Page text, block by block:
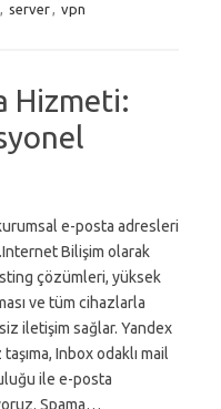
, server, vpn
Hizmeti:
e-posta adresleri
Bilişim olarak
çözümleri, yüksek
ve tüm cihazlarla
iletişim sağlar. Yandex
Inbox odaklı mail
ile e-posta
Spama…